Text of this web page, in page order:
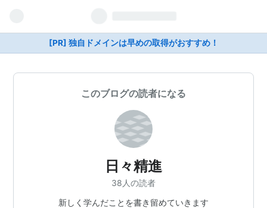
[PR] 独自ドメインは早めの取得がおすすめ！
このブログの読者になる
日々精進
38人の読者
新しく学んだことを書き留めていきます